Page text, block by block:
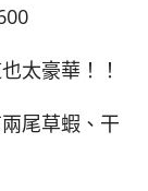
太豪華！！
尾草蝦、干